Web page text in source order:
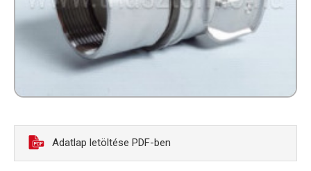
Adatlap letöltése PDF-ben